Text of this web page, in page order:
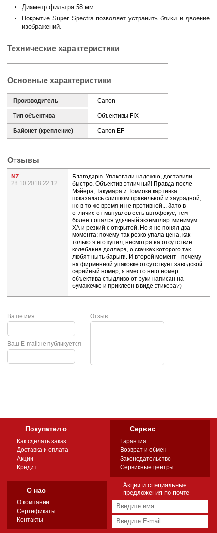
Диаметр фильтра 58 мм
Покрытие Super Spectra позволяет устранить блики и двоение
изображений.
Технические характеристики
Основные характеристики
Производитель Canon
Тип объектива Объективы FIX
Байонет (крепление) Canon EF
Отзывы
NZ
28.10.2018 22:12
Благодарю. Упаковали надежно, доставили
быстро. Объектив отличный! Правда после
Мэйера, Такумара и Томиоки картинка
показалась слишком правильной и заурядной,
но в то же время и не противной... Зато в
отличие от мануалов есть автофокус, тем
более попался удачный экземпляр: минимум
ХА и резкий с открытой. Но я не понял два
момента: почему так резко упала цена, как
только я его купил, несмотря на отсутствие
колебания доллара, о скачках которого так
любят ныть барыги. И второй момент - почему
на фирменной упаковке отсутствует заводской
серийный номер, а вместо него номер
объектива стыдливо от руки написан на
бумажечке и приклеен в виде стикера?)
Ваше имя: Отзыв:
не публикуется
Ваш E-mail:
Покупателю
Как сделать заказ
Доставка и оплата
Акции
Кредит
Сервис
Гарантия
Возврат и обмен
Законодательство
Сервисные центры
О нас
О компании
Сертификаты
Контакты
Акции и специальные
предложения по почте